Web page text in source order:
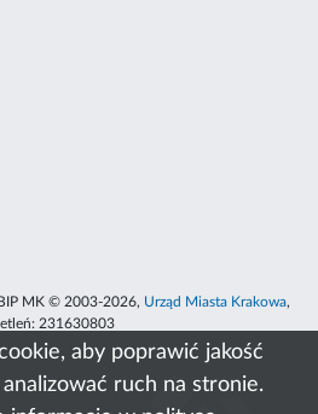
aby poprawić jakość
ruch na stronie.
MK © 2003-2026, Urząd Miasta Krakowa,
231630803